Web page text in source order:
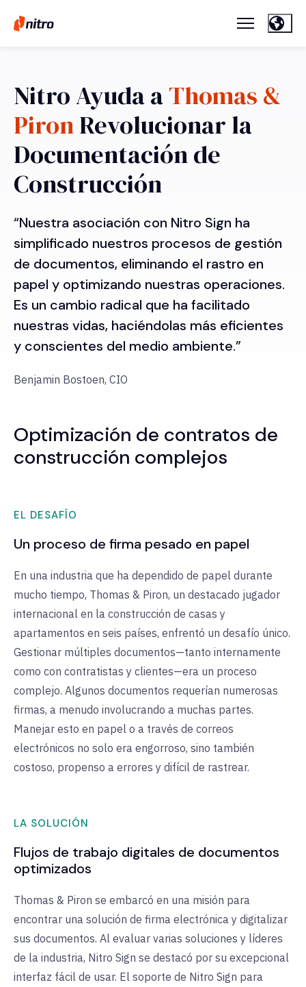
Nitro Ayuda aThomas &
PironRevolucionar la
Documentación de
Construcción
“Nuestra asociación con Nitro Sign ha
simplificado nuestros procesos de gestión
de documentos, eliminando el rastro en
papel y optimizando nuestras operaciones.
Es un cambio radical que ha facilitado
nuestras vidas, haciéndolas más eficientes
y conscientes del medio ambiente.”
Benjamin Bostoen, CIO
Optimización de contratos de
construcción complejos
EL DESAFÍO
Un proceso de firma pesado en papel
En una industria que ha dependido de papel durante
mucho tiempo, Thomas & Piron, un destacado jugador
internacional en la construcción de casas y
apartamentos en seis países, enfrentó un desafío único.
Gestionar múltiples documentos—tanto internamente
como con contratistas y clientes—era un proceso
complejo. Algunos documentos requerían numerosas
firmas, a menudo involucrando a muchas partes.
Manejar esto en papel o a través de correos
electrónicos no solo era engorroso, sino también
costoso, propenso a errores y difícil de rastrear.
LA SOLUCIÓN
Flujos de trabajo digitales de documentos
optimizados
Thomas & Piron se embarcó en una misión para
encontrar una solución de firma electrónica y digitalizar
sus documentos. Al evaluar varias soluciones y líderes
de la industria, Nitro Sign se destacó por su excepcional
interfaz fácil de usar. El soporte de Nitro Sign para